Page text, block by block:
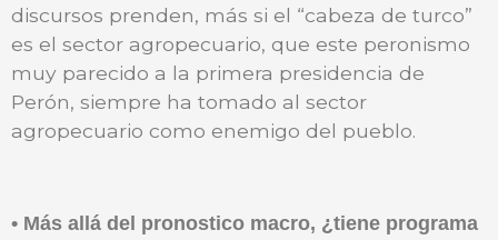
discursos prenden, más si el “cabeza de turco”
es el sector agropecuario, que este peronismo
muy parecido a la primera presidencia de
Perón, siempre ha tomado al sector
agropecuario como enemigo del pueblo.
• Más allá del pronostico macro, ¿tiene programa